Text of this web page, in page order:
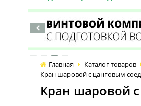
Главная Каталог товаров
Кран шаровой с цанговым
Кран шаровой